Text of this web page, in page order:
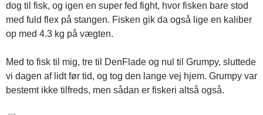
dog til fisk, og igen en super fed fight, hvor fisken bare stod
med fuld flex på stangen. Fisken gik da også lige en kaliber
op med 4.3 kg på vægten.
Med to fisk til mig, tre til DenFlade og nul til Grumpy, sluttede
vi dagen af lidt før tid, og tog den lange vej hjem. Grumpy var
bestemt ikke tilfreds, men sådan er fiskeri altså også.